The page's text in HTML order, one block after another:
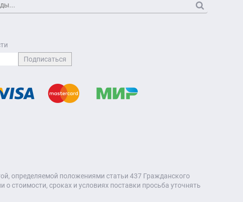
определяемой положениями статьи 437 Гражданского
стоимости, сроках и условиях поставки просьба уточнять